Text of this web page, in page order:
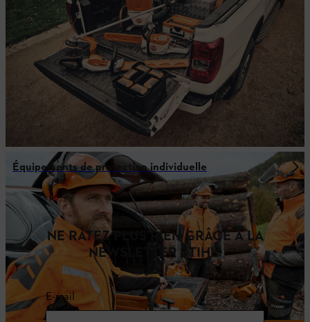
Équipements de protection individuelle
NE RATEZ PLUS RIEN GRÂCE À LA
NEWSLETTER STIHL!
E-mail